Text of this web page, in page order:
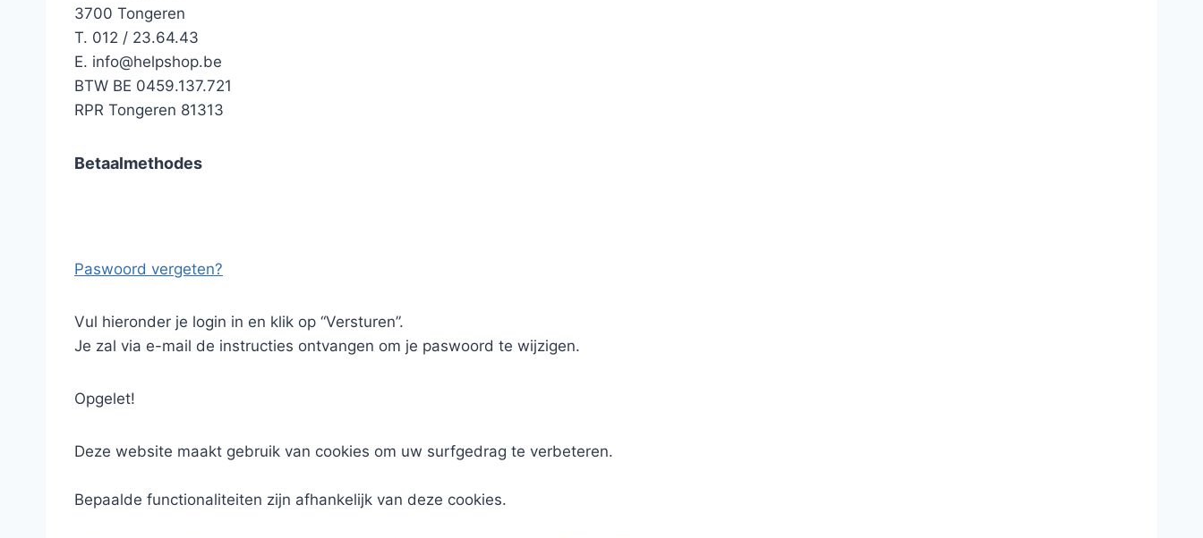
3700 Tongeren
T. 012 / 23.64.43
E. info@helpshop.be
BTW BE 0459.137.721
RPR Tongeren 81313
Betaalmethodes
Paswoord vergeten?
Vul hieronder je login in en klik op “Versturen”.
Je zal via e-mail de instructies ontvangen om je paswoord te wijzigen.
Opgelet!
Deze website maakt gebruik van cookies om uw surfgedrag te verbeteren.
Bepaalde functionaliteiten zijn afhankelijk van deze cookies.